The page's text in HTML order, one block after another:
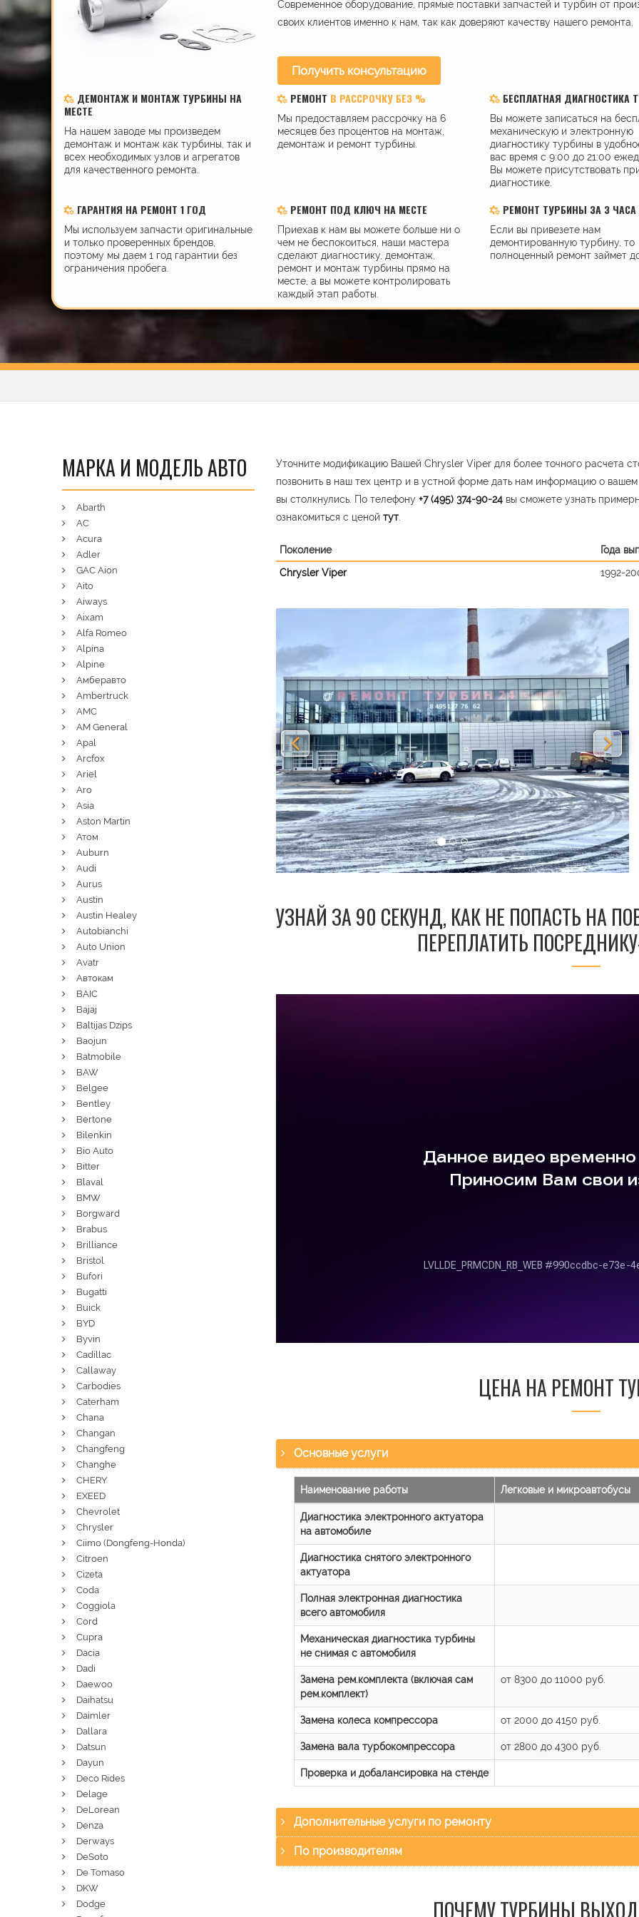
Современное оборудование, прямые поставки запчастей и турбин от
своих клиентов именно к нам, так как доверяют качеству нашего ремонта.
Получить консультацию
ДЕМОНТАЖ И МОНТАЖ ТУРБИНЫ НА
МЕСТЕ
На нашем заводе мы произведем
демонтаж и монтаж как турбины, так и
всех необходимых узлов и агрегатов
для качественного ремонта.
РЕМОНТ В РАССРОЧКУ БЕЗ %
Мы предоставляем рассрочку на 6
месяцев без процентов на монтаж,
демонтаж и ремонт турбины.
БЕСПЛАТНАЯ ДИАГНОСТИКА
Вы можете записаться на
механическую и электронную
диагностику турбины в
вас время с 9:00 до 21:00
Вы можете присутствовать
диагностике.
ГАРАНТИЯ НА РЕМОНТ 1 ГОД
Мы используем запчасти оригинальные
и только проверенных брендов,
поэтому мы даем 1 год гарантии без
ограничения пробега.
РЕМОНТ ПОД КЛЮЧ НА МЕСТЕ
Приехав к нам вы можете больше ни о
чем не беспокоиться, наши мастера
сделают диагностику, демонтаж,
ремонт и монтаж турбины прямо на
месте, а вы можете контролировать
каждый этап работы.
РЕМОНТ ТУРБИНЫ ЗА 3 ЧАСА
Если вы привезете нам
демонтированную турбину, то
полноценный ремонт займет
Уточните модификацию Вашей Chrysler Viper для более точного расчета
позвонить в наш тех центр и в устной форме дать нам информацию о
вы столкнулись. По телефону +7 (495) 374-90-24 вы сможете узнать
ознакомиться с ценой тут
Поколение
Года
Chrysler Viper
1992-
УЗНАЙ ЗА 90 СЕКУНД, КАК НЕ ПОПАСТЬ НА
ПЕРЕПЛАТИТЬ
ЦЕНА НА РЕМОНТ
Основные услуги
Наименование работы Легковые и микроавтобусы
Диагностика электронного актуатора
на автомобиле
Диагностика снятого электронного
актуатора
Полная электронная диагностика
всего автомобиля
Механическая диагностика турбины
не снимая с автомобиля
Замена рем.комплекта (включая сам
рем.комплект)
от 8300 до 11000 руб.
Замена колеса компрессора от 2000 до 4150 руб.
Замена вала турбокомпрессора от 2800 до 4300 руб.
Проверка и добалансировка на стенде
Дополнительные услуги по ремонту
По производителям
ПОЧЕМУ ТУРБИНЫ
МАРКА И МОДЕЛЬ АВТО
Abarth
AC
Acura
Adler
GAC Aion
Aito
Aiways
Aixam
Alfa Romeo
Alpina
Alpine
Амберавто
Ambertruck
AMC
AM General
Apal
Arcfox
Ariel
Aro
Asia
Aston Martin
Атом
Auburn
Audi
Aurus
Austin
Austin Healey
Autobianchi
Auto Union
Avatr
Автокам
BAIC
Bajaj
Baltijas Dzips
Baojun
Batmobile
BAW
Belgee
Bentley
Bertone
Bilenkin
Bio Auto
Bitter
Blaval
BMW
Borgward
Brabus
Brilliance
Bristol
Bufori
Bugatti
Buick
BYD
Byvin
Cadillac
Callaway
Carbodies
Caterham
Chana
Changan
Changfeng
Changhe
CHERY
EXEED
Chevrolet
Chrysler
Ciimo (Dongfeng-Honda)
Citroen
Cizeta
Coda
Coggiola
Cord
Cupra
Dacia
Dadi
Daewoo
Daihatsu
Daimler
Dallara
Datsun
Dayun
Deco Rides
Delage
DeLorean
Denza
Derways
DeSoto
De Tomaso
DKW
Dodge